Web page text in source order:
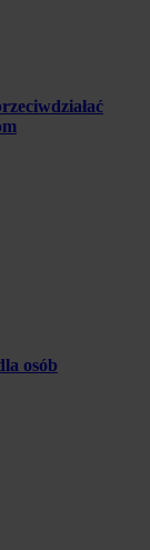
osób